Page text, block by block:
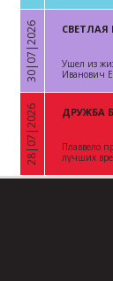
«
30|07|2026 СВЕТЛАЯ
Ушел из
Иванович
«
28|07|2026 ДРУЖБА
Плаввело
лучших